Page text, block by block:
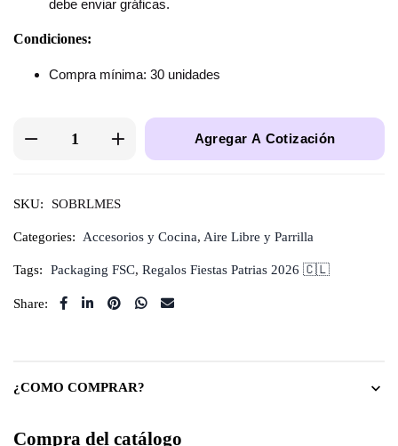
debe enviar gráficas.
Condiciones:
Compra mínima: 30 unidades
Agregar A Cotización
SKU: SOBRLMES
Categories: Accesorios y Cocina, Aire Libre y Parrilla
Tags: Packaging FSC, Regalos Fiestas Patrias 2026 🇨🇱
Share:
¿COMO COMPRAR?
Compra del catálogo